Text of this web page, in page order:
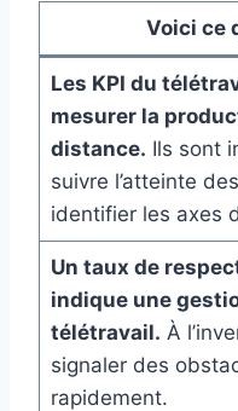
Voici ce
Les KPI du
mesurer la
distance. Ils sont
suivre l’atteinte
identifier les axes
Un taux de
indique une
télétravail. À
signaler des
rapidement.